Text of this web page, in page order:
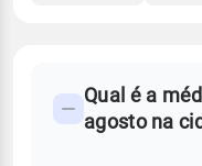
Perguntas
Qual é a
agosto na